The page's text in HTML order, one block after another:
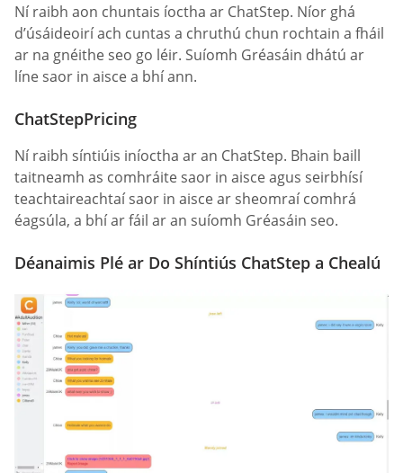
Ní raibh aon chuntais íoctha ar ChatStep. Níor ghá
d’úsáideoirí ach cuntas a chruthú chun rochtain a fháil
ar na gnéithe seo go léir. Suíomh Gréasáin dhátú ar
líne saor in aisce a bhí ann.
ChatStepPricing
Ní raibh síntiúis iníoctha ar an ChatStep. Bhain baill
taitneamh as comhráite saor in aisce agus seirbhísí
teachtaireachtaí saor in aisce ar sheomraí comhrá
éagsúla, a bhí ar fáil ar an suíomh Gréasáin seo.
Déanaimis Plé ar Do Shíntiús ChatStep a Chealú